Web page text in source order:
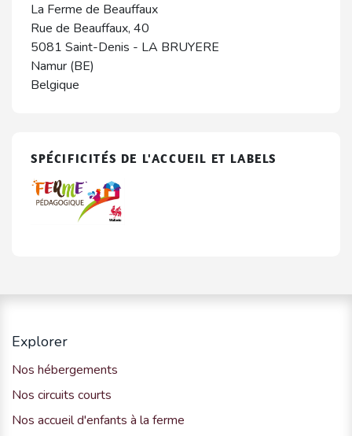
La Ferme de Beauffaux
Rue de Beauffaux, 40
5081 Saint-Denis - LA BRUYERE
Namur (BE)
Belgique
SPÉCIFICITÉS DE L'ACCUEIL ET LABELS
Explorer
Nos hébergements
Nos circuits courts
Nos accueil d'enfants à la ferme